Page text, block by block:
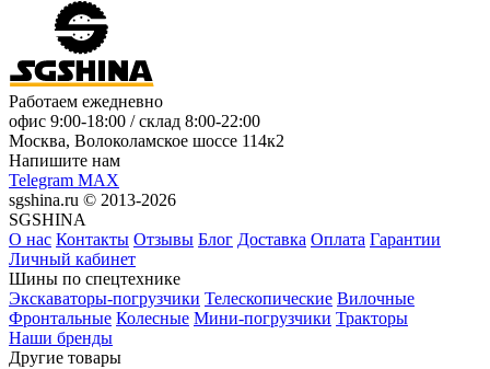
Работаем ежедневно
офис 9:00-18:00 / склад 8:00-22:00
Москва, Волоколамское шоссе 114к2
Напишите нам
Telegram MAX
sgshina.ru © 2013-2026
SGSHINA
О нас Контакты Отзывы Блог Доставка Оплата Гарантии
Личный кабинет
Шины по спецтехнике
Экскаваторы-погрузчики Телескопические Вилочные
Фронтальные Колесные Мини-погрузчики Тракторы
Наши бренды
Другие товары